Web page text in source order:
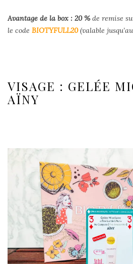
Avantage de la box : 20%de remise
le code BIOTYFULL20(valable
VISAGE : GELÉE
AÏNY